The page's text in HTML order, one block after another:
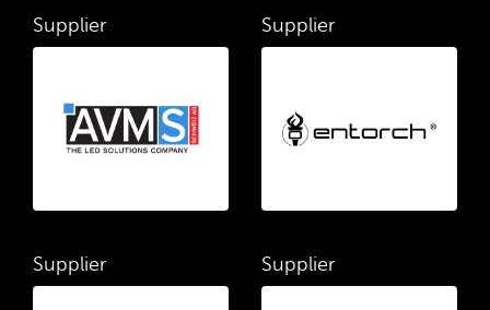
Supplier Supplier
Supplier Supplier